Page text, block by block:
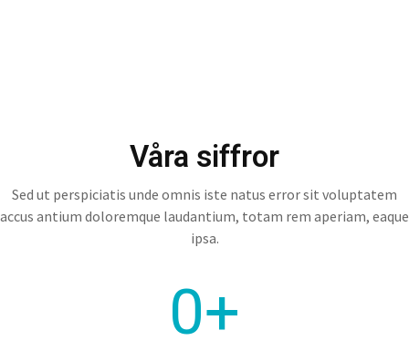
Våra siffror
Sed ut perspiciatis unde omnis iste natus error sit voluptatem
accus antium doloremque laudantium, totam rem aperiam, eaque
ipsa.
0+